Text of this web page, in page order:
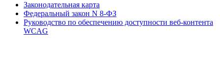
Законодательная карта
Федеральный закон N 8-ФЗ
Руководство по обеспечению доступности веб-контента
WCAG